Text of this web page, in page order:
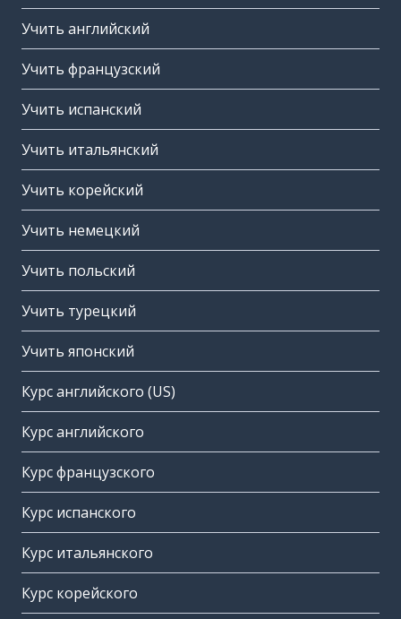
Учить английский
Учить французский
Учить испанский
Учить итальянский
Учить корейский
Учить немецкий
Учить польский
Учить турецкий
Учить японский
Курс английского (US)
Курс английского
Курс французского
Курс испанского
Курс итальянского
Курс корейского